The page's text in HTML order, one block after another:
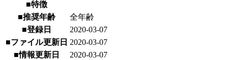
■特徴
■推奨年齢
全年齢
■登録日
2020-03-07
■ファイル更新日 2020-03-07
■情報更新日
2020-03-07